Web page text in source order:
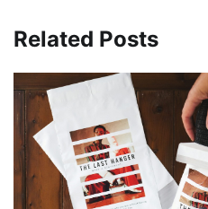
Related Posts